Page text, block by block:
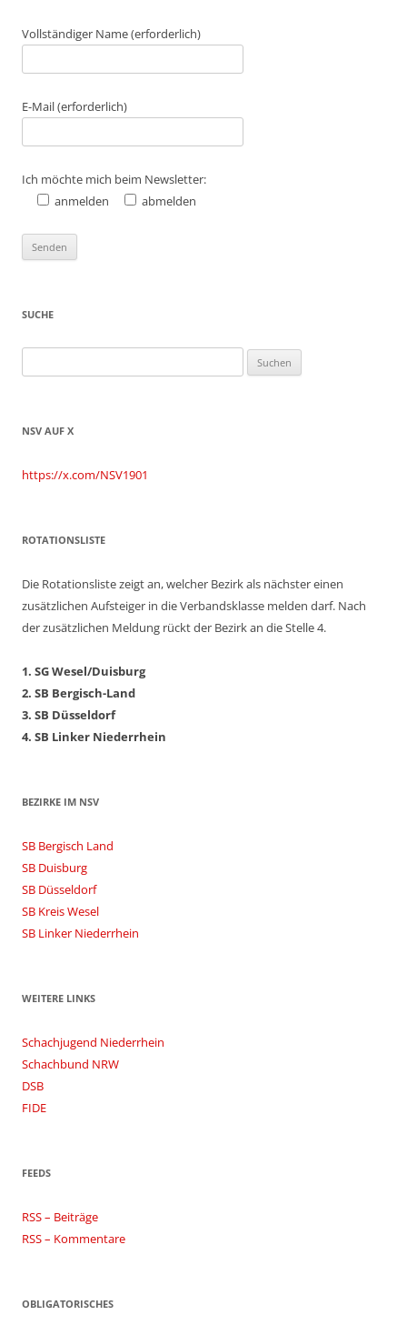
Vollständiger Name (erforderlich)
E-Mail (erforderlich)
Ich möchte mich beim Newsletter:
anmelden
abmelden
SUCHE
nach:
NSV AUF X
https://x.com/NSV1901
ROTATIONSLISTE
Die Rotationsliste zeigt an, welcher Bezirk als nächster einen
zusätzlichen Aufsteiger in die Verbandsklasse melden darf. Nach
der zusätzlichen Meldung rückt der Bezirk an die Stelle 4.
1. SG Wesel/Duisburg
2. SB Bergisch-Land
3. SB Düsseldorf
4. SB Linker Niederrhein
BEZIRKE IM NSV
SB Bergisch Land
SB Duisburg
SB Düsseldorf
SB Kreis Wesel
SB Linker Niederrhein
WEITERE LINKS
Schachjugend Niederrhein
Schachbund NRW
DSB
FIDE
FEEDS
RSS – Beiträge
RSS – Kommentare
OBLIGATORISCHES